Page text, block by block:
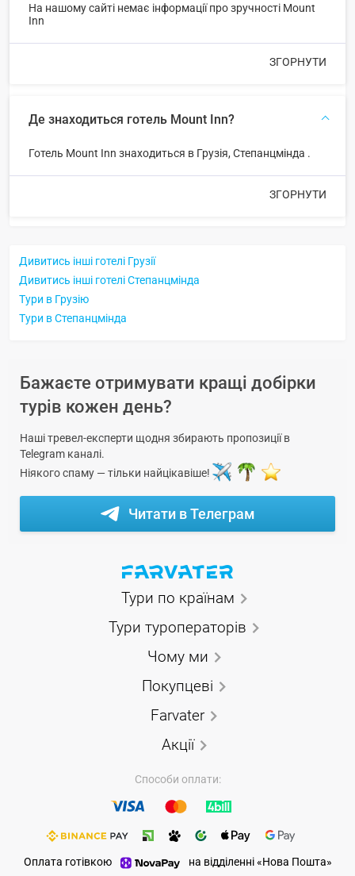
На нашому сайті немає інформації про зручності Mount
Inn
ЗГОРНУТИ
Де знаходиться готель Mount Inn?
Готель Mount Inn знаходиться в Грузія, Степанцмінда .
ЗГОРНУТИ
Дивитись інші готелі Грузії
Дивитись інші готелі Степанцмінда
Тури в Грузію
Тури в Степанцмінда
Бажаєте отримувати кращі добірки
турів кожен день?
Наші тревел-експерти щодня збирають пропозиції в
Telegram каналі.
Ніякого спаму — тільки найцікавіше!
Читати в Телеграм
Тури по країнам
Тури туроператорів
Чому ми
Покупцеві
Farvater
Акції
Способи оплати:
Оплата готівкою на відділенні «Нова Пошта»